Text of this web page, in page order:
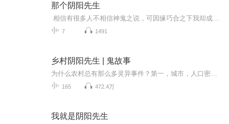
那个阴阳先生
7 1491
乡村阴阳先生 | 鬼故事
165 472.4万
我就是阴阳先生